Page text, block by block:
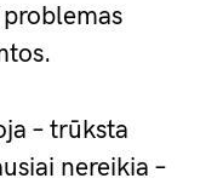
– trūksta
nereikia –